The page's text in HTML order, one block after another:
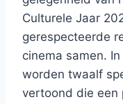
Culturele Jaar
gerespecteerde
cinema samen.
worden twaalf
vertoond die een